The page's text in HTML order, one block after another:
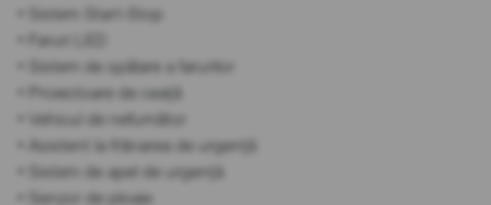
• Sistem Start-Stop
• Faruri LED
• Sistem de spălare a farurilor
• Proiectoare de ceață
• Vehicul de nefumător
• Asistent la frânarea de urgență
• Sistem de apel de urgență
• Senzor de ploaie